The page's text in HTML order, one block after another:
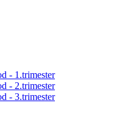
- 1.trimester
- 2.trimester
- 3.trimester